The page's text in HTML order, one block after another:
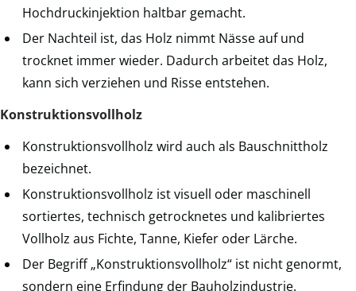
Hochdruckinjektion haltbar gemacht.
Der Nachteil ist, das Holz nimmt Nässe auf und
trocknet immer wieder. Dadurch arbeitet das Holz,
kann sich verziehen und Risse entstehen.
Konstruktionsvollholz
Konstruktionsvollholz wird auch als Bauschnittholz
bezeichnet.
Konstruktionsvollholz ist visuell oder maschinell
sortiertes, technisch getrocknetes und kalibriertes
Vollholz aus Fichte, Tanne, Kiefer oder Lärche.
Der Begriff „Konstruktionsvollholz“ ist nicht genormt,
sondern eine Erfindung der Bauholzindustrie.